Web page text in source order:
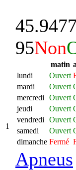
1
95Non
matin
lundi
Ouvert
mardi
Ouvert
mercredi
Ouvert
jeudi
Ouvert
vendredi
Ouvert
samedi
Ouvert
dimanche Fermé
Apneus